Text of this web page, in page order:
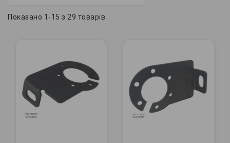
Показано 1-15 з 29 товарів